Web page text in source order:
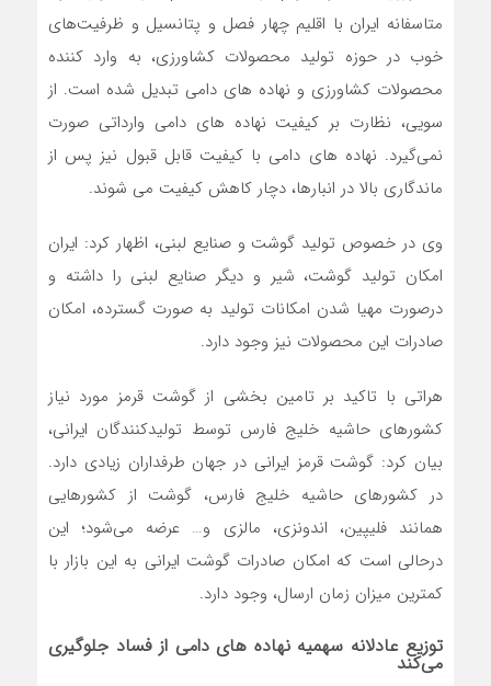
متاسفانه ایران با اقلیم چهار فصل و پتانسیل و ظرفیت‌های
خوب در حوزه تولید محصولات کشاورزی، به وارد کننده
محصولات کشاورزی و نهاده های دامی تبدیل شده است. از
سویی، نظارت بر کیفیت نهاده های دامی وارداتی صورت
نمی‌گیرد. نهاده‌ های دامی با کیفیت قابل قبول نیز پس از
ماندگاری بالا در انبارها، دچار کاهش کیفیت می شوند.
وی در خصوص تولید گوشت و صنایع لبنی، اظهار کرد: ایران
امکان تولید گوشت، شیر و دیگر صنایع لبنی را داشته و
درصورت مهیا شدن امکانات تولید به صورت گسترده، امکان
صادرات این محصولات نیز وجود دارد.
هراتی با تاکید بر تامین بخشی از گوشت قرمز مورد نیاز
کشورهای حاشیه خلیج فارس توسط تولیدکنندگان ایرانی،
بیان کرد: گوشت قرمز ایرانی در جهان طرفداران زیادی دارد.
در کشورهای حاشیه خلیج فارس، گوشت از کشورهایی
همانند فلیپین، اندونزی، مالزی و… عرضه می‌شود؛ این
درحالی است که امکان صادرات گوشت ایرانی به این بازار با
کمترین میزان زمان ارسال، وجود دارد.
توزیع عادلانه سهمیه نهاده های دامی از فساد جلوگیری
می‌کند